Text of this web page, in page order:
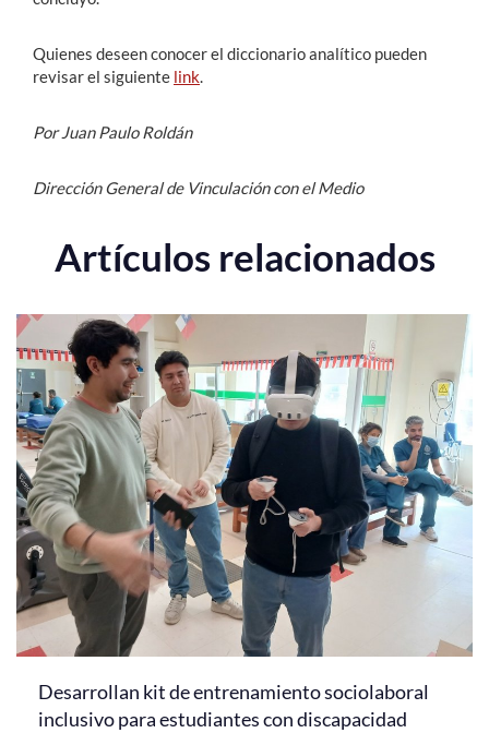
Quienes deseen conocer el diccionario analítico pueden
revisar el siguiente link.
Por Juan Paulo Roldán
Dirección General de Vinculación con el Medio
Artículos relacionados
Desarrollan kit de entrenamiento sociolaboral
inclusivo para estudiantes con discapacidad